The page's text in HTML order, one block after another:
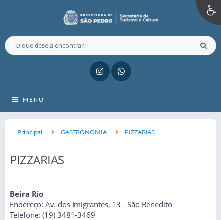
MENU
Principal GASTRONOMIA PIZZARIAS
PIZZARIAS
Beira Rio
Endereço: Av. dos Imigrantes, 13 - São Benedito
Telefone: (19) 3481-3469